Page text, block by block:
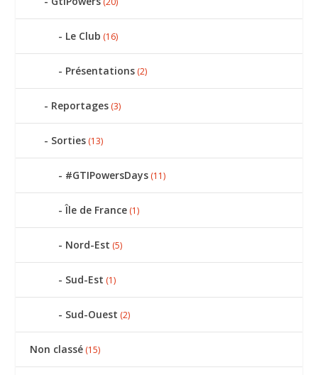
Le Club (16)
Présentations (2)
Reportages (3)
Sorties (13)
#GTIPowersDays (11)
Île de France (1)
Nord-Est (5)
Sud-Est (1)
Sud-Ouest (2)
Non classé (15)